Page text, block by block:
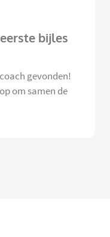
bijles
gevonden!
om samen de